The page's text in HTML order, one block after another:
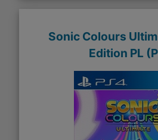
Sonic Colours
Edition PL